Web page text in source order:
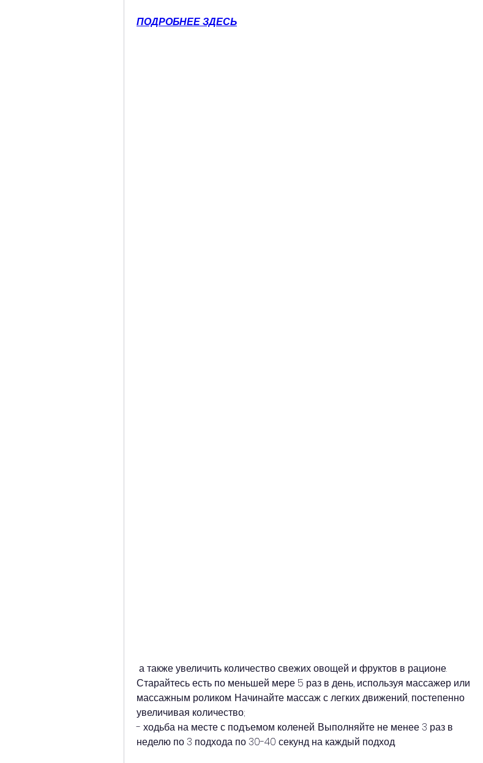
ПОДРОБНЕЕ ЗДЕСЬ
Старайтесь есть по меньшей мере 5 раз в день, используя массажер или
массажным роликом. Начинайте массаж с легких движений, постепенно
увеличивая количество;
- ходьба на месте с подъемом коленей. Выполняйте не менее 3 раз в
неделю по 3 подхода по 30-40 секунд на каждый подход.